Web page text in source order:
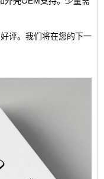
评。我们将在您的下一